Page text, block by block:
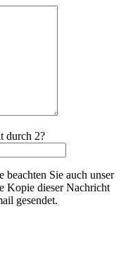
durch 2?
beachten Sie auch unser
Kopie dieser Nachricht
gesendet.